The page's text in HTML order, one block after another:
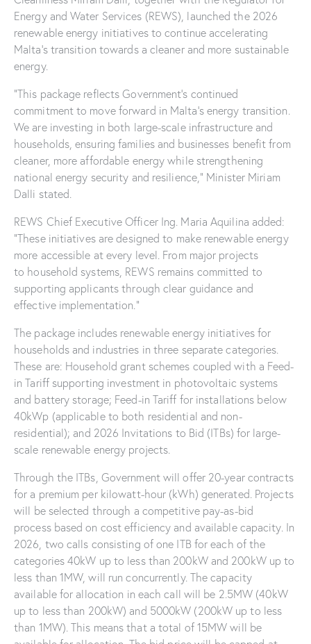
Energy and Water Services (REWS), launched the 2026
renewable energy initiatives to continue accelerating
Malta’s transition towards a cleaner and more sustainable
energy.
“This package reflects Government’s continued
commitment to move forward in Malta’s energy transition.
We are investing in both large-scale infrastructure and
households, ensuring families and businesses benefit from
cleaner, more affordable energy while strengthening
national energy security and resilience,” Minister Miriam
Dalli stated.
REWS Chief Executive Officer Ing. Maria Aquilina added:
“These initiatives are designed to make renewable energy
more accessible at every level. From major projects
to household systems, REWS remains committed to
supporting applicants through clear guidance and
effective implementation.”
The package includes renewable energy initiatives for
households and industries in three separate categories.
These are: Household grant schemes coupled with a Feed-
in Tariff supporting investment in photovoltaic systems
and battery storage; Feed-in Tariff for installations below
40kWp (applicable to both residential and non-
residential); and 2026 Invitations to Bid (ITBs) for large-
scale renewable energy projects.
Through the ITBs, Government will offer 20-year contracts
for a premium per kilowatt-hour (kWh) generated. Projects
will be selected through a competitive pay-as-bid
process based on cost efficiency and available capacity. In
2026, two calls consisting of one ITB for each of the
categories 40kW up to less than 200kW and 200kW up to
less than 1MW, will run concurrently. The capacity
available for allocation in each call will be 2.5MW (40kW
up to less than 200kW) and 5000kW (200kW up to less
than 1MW). This means that a total of 15MW will be